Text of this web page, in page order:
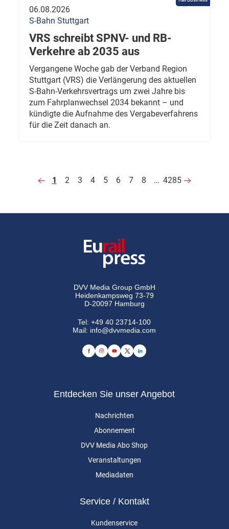
06.08.2026
S-Bahn Stuttgart
VRS schreibt SPNV- und RB-
Verkehre ab 2035 aus
Vergangene Woche gab der Verband Region
Stuttgart (VRS) die Verlängerung des aktuellen
S-Bahn-Verkehrsvertrags um zwei Jahre bis
zum Fahrplanwechsel 2034 bekannt – und
kündigte die Aufnahme des Vergabeverfahrens
für die Zeit danach an.
1 2 3 4 5 6 7 8 … 4285
DVV Media Group GmbH
Heidenkampsweg 73-79
D-20097 Hamburg
Tel:+49 40 23714-100
Mail: info@dvvmedia.com
Entdecken Sie unser Angebot
Nachrichten
Abonnement
DVV Media Abo Shop
Veranstaltungen
Mediadaten
Service / Kontakt
Kundenservice